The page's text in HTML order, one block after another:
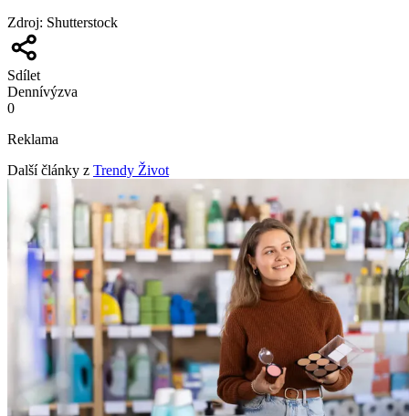
Zdroj: Shutterstock
Sdílet
Dennívýzva
0
Reklama
Další články z Trendy Život